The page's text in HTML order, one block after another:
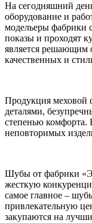
На сегодняшний
оборудование и
модельеры фабрики
показы и проходят
является решающим
качественных и
Продукция меховой
деталями,
степенью комфорта.
неповторимых
Шубы от фабрики
жесткую
самое главное –
привлекательную
закупаются на